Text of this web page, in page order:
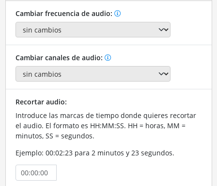
Cambiar frecuencia de audio:
Cambiar canales de audio:
Recortar audio:
Introduce las marcas de tiempo donde quieres recortar
el audio. El formato es HH:MM:SS. HH = horas, MM =
minutos, SS = segundos.
Ejemplo: 00:02:23 para 2 minutos y 23 segundos.